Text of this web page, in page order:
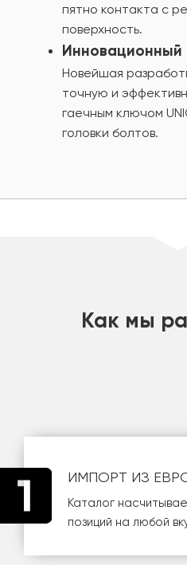
пятно контакта с
поверхность.
Инновационный
Новейшая
точную и
гаечным ключом
головки болтов.
Как мы
ИМПОРТ ИЗ
Каталог
позиций на любой